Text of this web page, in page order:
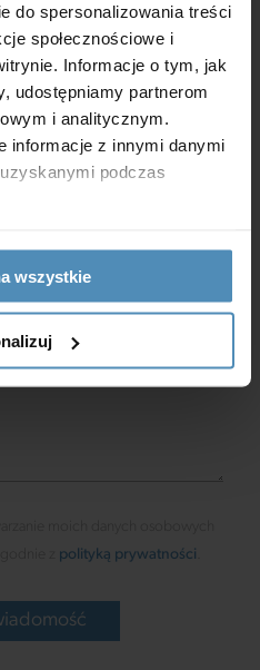
do spersonalizowania treści
społecznościowe i
Informacje o tym, jak
udostępniamy partnerom
i analitycznym.
informacje z innymi danymi
podczas
wszystkie
polityką prywatności